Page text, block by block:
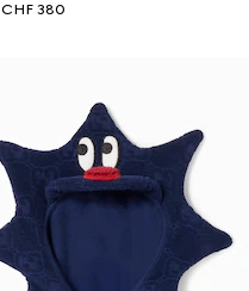
CHF 380